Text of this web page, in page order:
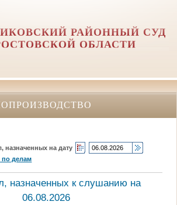
РАЙОННЫЙ СУД
ОБЛАСТИ
назначенных на дату
делам
назначенных к слушанию на
06.08.2026